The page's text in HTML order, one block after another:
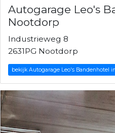
Autogarage Leo's
Nootdorp
Industrieweg 8
2631PG Nootdorp
bekijk Autogarage Leo's Bandenhotel